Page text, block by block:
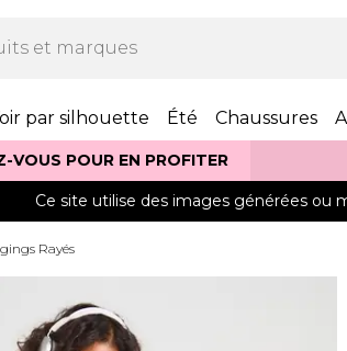
par silhouette Été Chaussures
VOUS POUR EN PROFITER
Ce site utilise des images générées ou
Rayés